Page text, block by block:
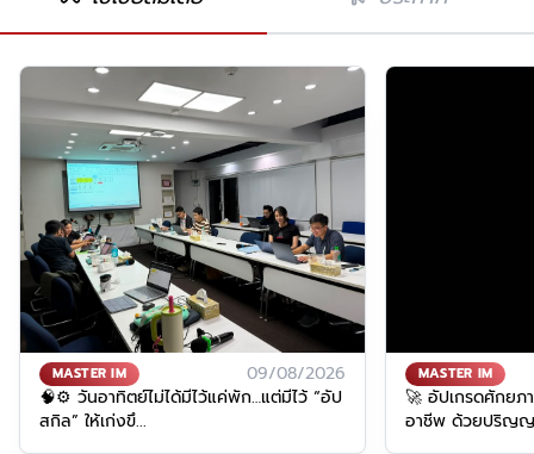
MASTER IM
09/08/2026
🧠⚙️ วันอาทิตย์ไม่ได้มีไว้แค่พัก…แต่มีไว้ “อัป
สกิล” ให้เก่งขึ...
MASTER IM
🚀 อัปเกรดศักยภ
อาชีพ ด้วยปริญญ